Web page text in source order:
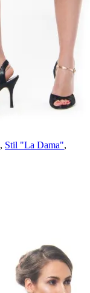
, Stil "La Dama",